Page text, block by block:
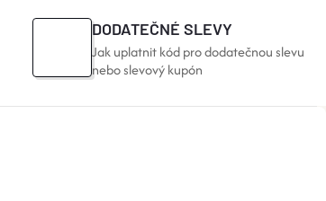
DODATEČNÉ SLEVY
Jak uplatnit kód pro dodatečnou slevu
nebo slevový kupón